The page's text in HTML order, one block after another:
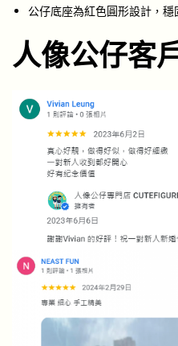
公仔底座為紅色圓形設計，
人像公仔客